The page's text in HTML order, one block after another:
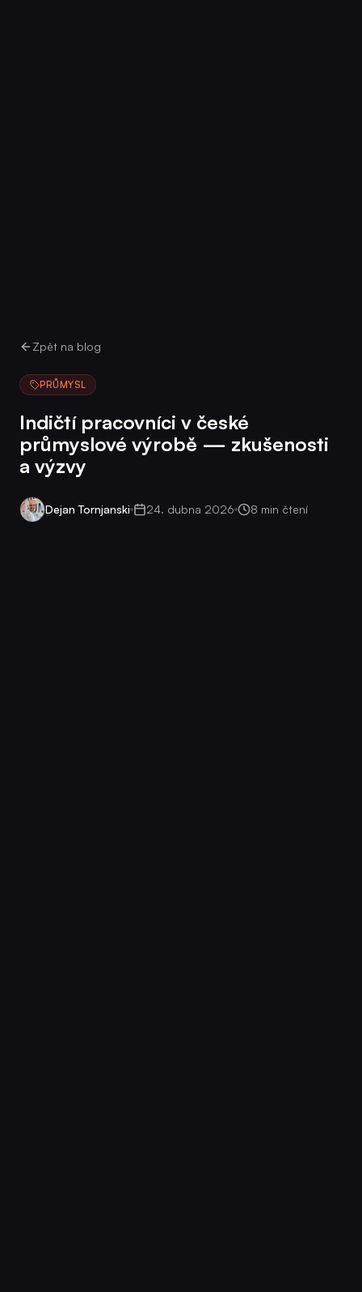
Zpět na blog
PRŮMYSL
Indičtí pracovníci v české
průmyslové výrobě — zkušenosti
a výzvy
Dejan Tornjanski 24. dubna 2026 8 min čtení